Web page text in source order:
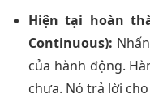
Hiện tại hoàn
Continuous):
của hành động.
chưa. Nó trả lời